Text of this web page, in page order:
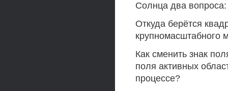
Солнца два вопроса:
Откуда берётся
крупномасштабного
Как сменить знак
поля активных
процессе?